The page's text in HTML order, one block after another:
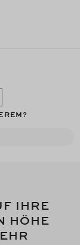
IHRE
HÖHE